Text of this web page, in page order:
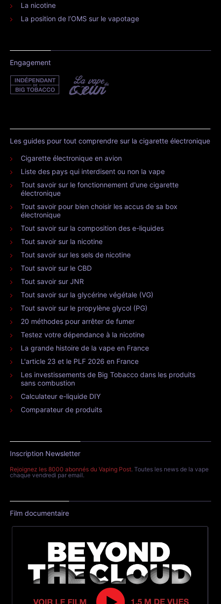
La nicotine
La position de l’OMS sur le vapotage
Engagement
Les guides pour tout comprendre sur la cigarette électronique
Cigarette électronique en avion
Liste des pays qui interdisent ou non la vape
Tout savoir sur le fonctionnement d'une cigarette
électronique
Tout savoir pour bien choisir les accus de sa box
électronique
Tout savoir sur la composition des e-liquides
Tout savoir sur la nicotine
Tout savoir sur les sels de nicotine
Tout savoir sur le CBD
Tout savoir sur JNR
Tout savoir sur la glycérine végétale (VG)
Tout savoir sur le propylène glycol (PG)
20 méthodes pour arrêter de fumer
Testez votre dépendance à la nicotine
La grande histoire de la vape en France
L'article 23 et le PLF 2026 en France
Les investissements de Big Tobacco dans les produits
sans combustion
Calculateur e-liquide DIY
Comparateur de produits
Inscription Newsletter
Rejoignez les 8000 abonnés du Vaping Post. Toutes les news de la vape
chaque vendredi par email.
Film documentaire